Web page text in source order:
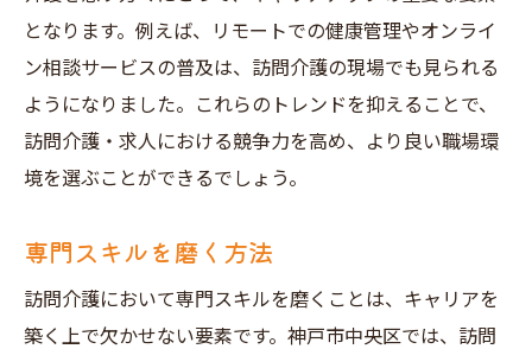
となります。例えば、リモートでの健康管理やオンライ
ン相談サービスの普及は、訪問介護の現場でも見られる
ようになりました。これらのトレンドを抑えることで、
訪問介護・求人における競争力を高め、より良い職場環
境を選ぶことができるでしょう。
専門スキルを磨く方法
訪問介護において専門スキルを磨くことは、キャリアを
築く上で欠かせない要素です。神戸市中央区では、訪問